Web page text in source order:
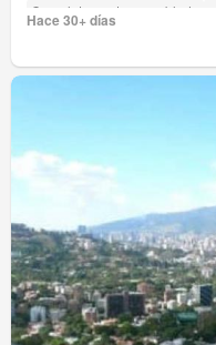
Completamente amueblado
Hace 30+ días